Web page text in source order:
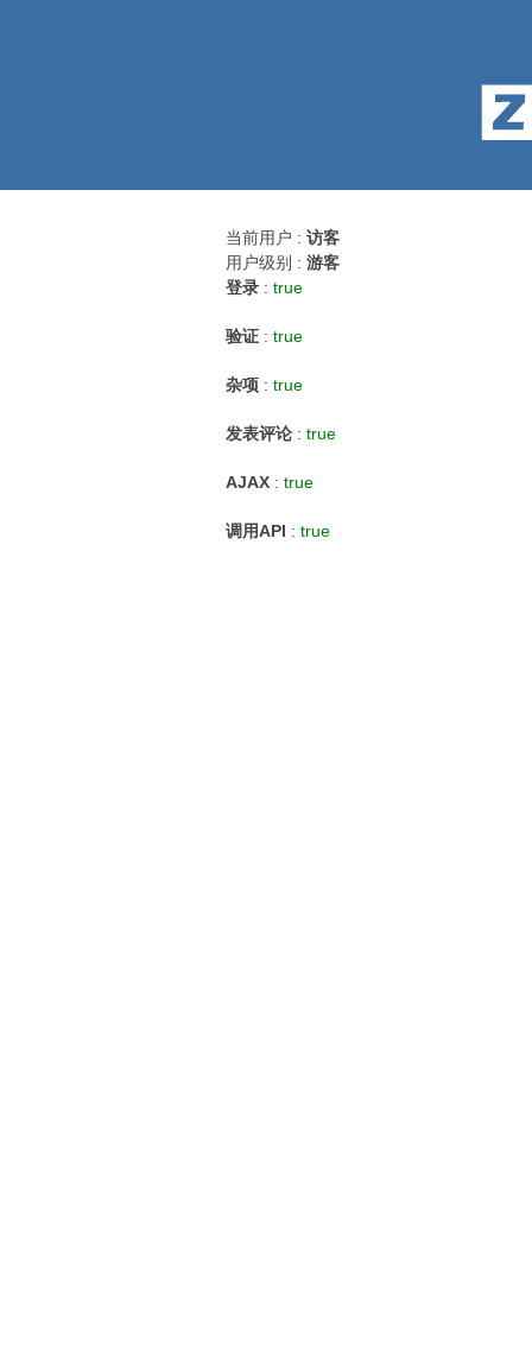
当前用户 : 访客
用户级别 : 游客
登录 : true
验证 : true
杂项 : true
发表评论 : true
AJAX : true
调用API : true